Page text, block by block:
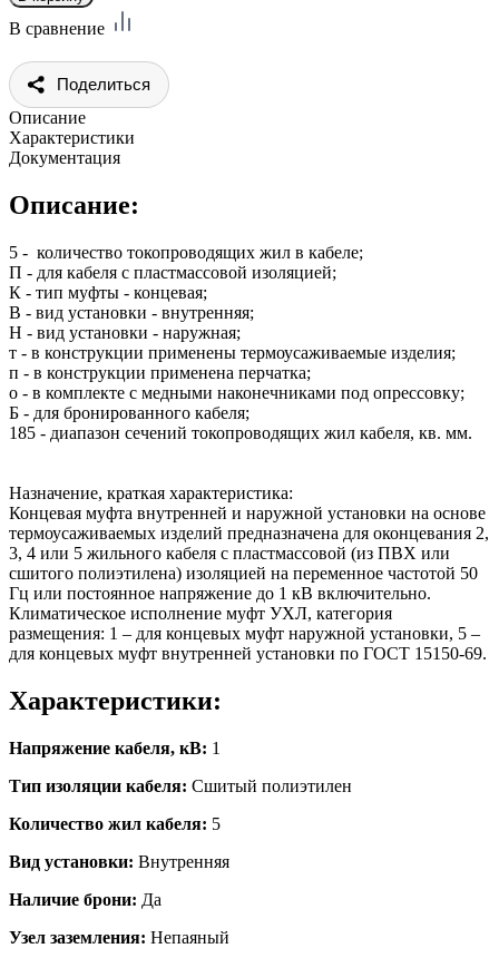
В сравнение
Поделиться
Описание
Характеристики
Документация
Описание:
5 - количество токопроводящих жил в кабеле;
П - для кабеля с пластмассовой изоляцией;
К - тип муфты - концевая;
В - вид установки - внутренняя;
Н - вид установки - наружная;
т - в конструкции применены термоусаживаемые изделия;
п - в конструкции применена перчатка;
о - в комплекте с медными наконечниками под опрессовку;
Б - для бронированного кабеля;
185 - диапазон сечений токопроводящих жил кабеля, кв. мм.
Назначение, краткая характеристика:
Концевая муфта внутренней и наружной установки на основе
термоусаживаемых изделий предназначена для оконцевания 2,
3, 4 или 5 жильного кабеля с пластмассовой (из ПВХ или
сшитого полиэтилена) изоляцией на переменное частотой 50
Гц или постоянное напряжение до 1 кВ включительно.
Климатическое исполнение муфт УХЛ, категория
размещения: 1 – для концевых муфт наружной установки, 5 –
для концевых муфт внутренней установки по ГОСТ 15150-69.
Характеристики:
Напряжение кабеля, кВ: 1
Тип изоляции кабеля: Сшитый полиэтилен
Количество жил кабеля: 5
Вид установки: Внутренняя
Наличие брони: Да
Узел заземления: Непаяный